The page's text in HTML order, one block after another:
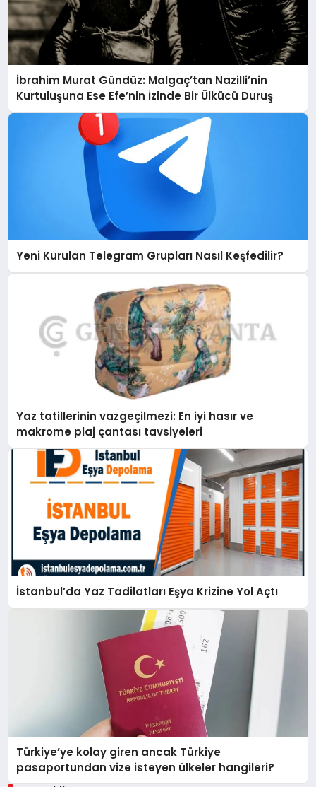
İbrahim Murat Gündüz: Malgaç’tan Nazilli’nin
Kurtuluşuna Ese Efe’nin İzinde Bir Ülkücü Duruş
Yeni Kurulan Telegram Grupları Nasıl Keşfedilir?
Yaz tatillerinin vazgeçilmezi: En iyi hasır ve
makrome plaj çantası tavsiyeleri
İstanbul’da Yaz Tadilatları Eşya Krizine Yol Açtı
Türkiye’ye kolay giren ancak Türkiye
pasaportundan vize isteyen ülkeler hangileri?